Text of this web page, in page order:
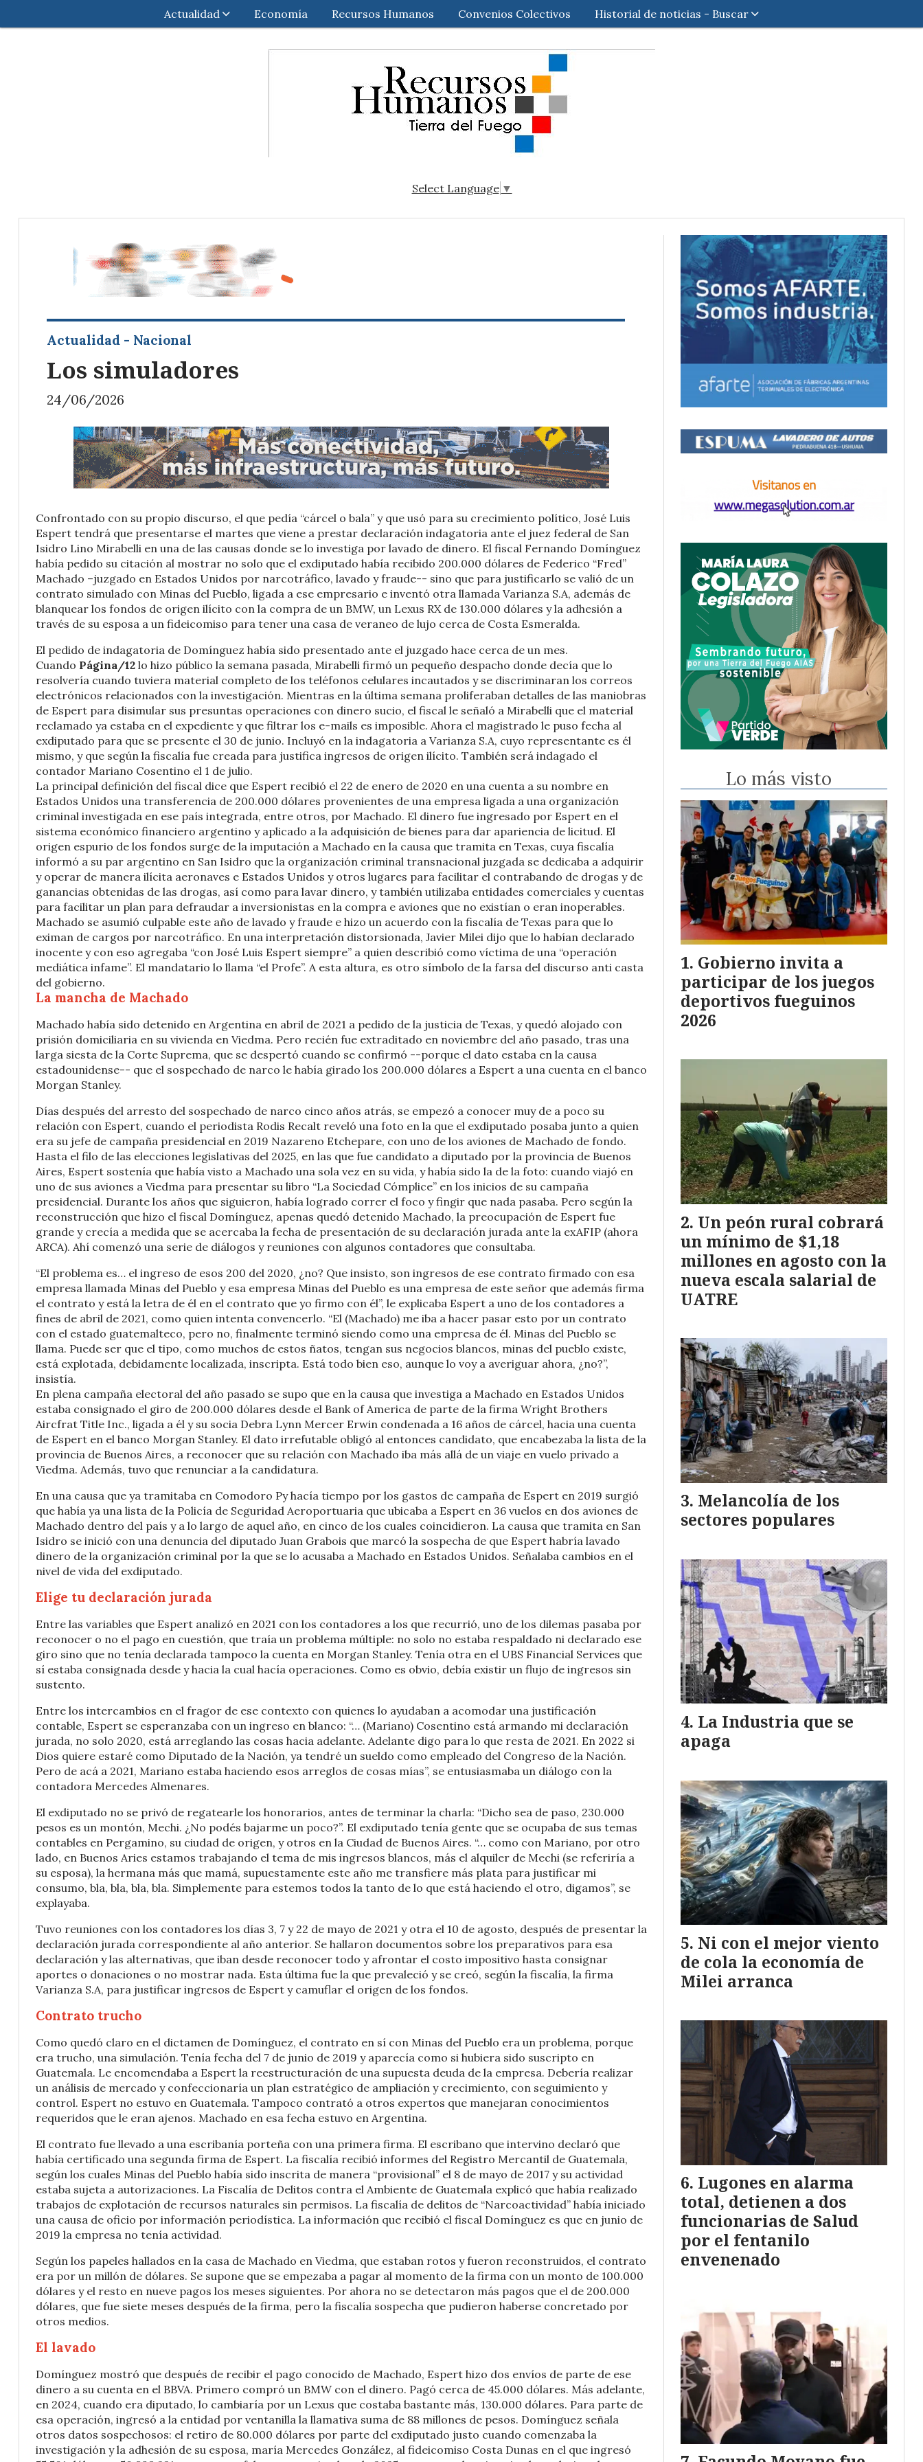
Select Language ▼
Actualidad Economía Recursos Humanos Convenios Colectivos Historial de noticias - Buscar
Los simuladores
Actualidad - Nacional
24/06/2026
Confrontado con su propio discurso, el que pedía “cárcel o bala” y que usó para su crecimiento político, José Luis
Espert tendrá que presentarse el martes que viene a prestar declaración indagatoria ante el juez federal de San
Isidro Lino Mirabelli en una de las causas donde se lo investiga por lavado de dinero. El fiscal Fernando Domínguez
había pedido su citación al mostrar no solo que el exdiputado había recibido 200.000 dólares de Federico “Fred”
Machado –juzgado en Estados Unidos por narcotráfico, lavado y fraude-- sino que para justificarlo se valió de un
contrato simulado con Minas del Pueblo, ligada a ese empresario e inventó otra llamada Varianza S.A, además de
blanquear los fondos de origen ilícito con la compra de un BMW, un Lexus RX de 130.000 dólares y la adhesión a
través de su esposa a un fideicomiso para tener una casa de veraneo de lujo cerca de Costa Esmeralda.
El pedido de indagatoria de Domínguez había sido presentado ante el juzgado hace cerca de un mes.
Cuando Página/12 lo hizo público la semana pasada, Mirabelli firmó un pequeño despacho donde decía que lo
resolvería cuando tuviera material completo de los teléfonos celulares incautados y se discriminaran los correos
electrónicos relacionados con la investigación. Mientras en la última semana proliferaban detalles de las maniobras
de Espert para disimular sus presuntas operaciones con dinero sucio, el fiscal le señaló a Mirabelli que el material
reclamado ya estaba en el expediente y que filtrar los e-mails es imposible. Ahora el magistrado le puso fecha al
exdiputado para que se presente el 30 de junio. Incluyó en la indagatoria a Varianza S.A, cuyo representante es él
mismo, y que según la fiscalía fue creada para justifica ingresos de origen ilícito. También será indagado el
contador Mariano Cosentino el 1 de julio.
La principal definición del fiscal dice que Espert recibió el 22 de enero de 2020 en una cuenta a su nombre en
Estados Unidos una transferencia de 200.000 dólares provenientes de una empresa ligada a una organización
criminal investigada en ese país integrada, entre otros, por Machado. El dinero fue ingresado por Espert en el
sistema económico financiero argentino y aplicado a la adquisición de bienes para dar apariencia de licitud. El
origen espurio de los fondos surge de la imputación a Machado en la causa que tramita en Texas, cuya fiscalía
informó a su par argentino en San Isidro que la organización criminal transnacional juzgada se dedicaba a adquirir
y operar de manera ilícita aeronaves e Estados Unidos y otros lugares para facilitar el contrabando de drogas y de
ganancias obtenidas de las drogas, así como para lavar dinero, y también utilizaba entidades comerciales y cuentas
para facilitar un plan para defraudar a inversionistas en la compra e aviones que no existían o eran inoperables.
Machado se asumió culpable este año de lavado y fraude e hizo un acuerdo con la fiscalía de Texas para que lo
eximan de cargos por narcotráfico. En una interpretación distorsionada, Javier Milei dijo que lo habían declarado
inocente y con eso agregaba “con José Luis Espert siempre” a quien describió como víctima de una “operación
mediática infame”. El mandatario lo llama “el Profe”. A esta altura, es otro símbolo de la farsa del discurso anti casta
del gobierno.
La mancha de Machado
Machado había sido detenido en Argentina en abril de 2021 a pedido de la justicia de Texas, y quedó alojado con
prisión domiciliaria en su vivienda en Viedma. Pero recién fue extraditado en noviembre del año pasado, tras una
larga siesta de la Corte Suprema, que se despertó cuando se confirmó --porque el dato estaba en la causa
estadounidense-- que el sospechado de narco le había girado los 200.000 dólares a Espert a una cuenta en el banco
Morgan Stanley.
Días después del arresto del sospechado de narco cinco años atrás, se empezó a conocer muy de a poco su
relación con Espert, cuando el periodista Rodis Recalt reveló una foto en la que el exdiputado posaba junto a quien
era su jefe de campaña presidencial en 2019 Nazareno Etchepare, con uno de los aviones de Machado de fondo.
Hasta el filo de las elecciones legislativas del 2025, en las que fue candidato a diputado por la provincia de Buenos
Aires, Espert sostenía que había visto a Machado una sola vez en su vida, y había sido la de la foto: cuando viajó en
uno de sus aviones a Viedma para presentar su libro “La Sociedad Cómplice” en los inicios de su campaña
presidencial. Durante los años que siguieron, había logrado correr el foco y fingir que nada pasaba. Pero según la
reconstrucción que hizo el fiscal Domínguez, apenas quedó detenido Machado, la preocupación de Espert fue
grande y crecía a medida que se acercaba la fecha de presentación de su declaración jurada ante la exAFIP (ahora
ARCA). Ahí comenzó una serie de diálogos y reuniones con algunos contadores que consultaba.
“El problema es… el ingreso de esos 200 del 2020, ¿no? Que insisto, son ingresos de ese contrato firmado con esa
empresa llamada Minas del Pueblo y esa empresa Minas del Pueblo es una empresa de este señor que además firma
el contrato y está la letra de él en el contrato que yo firmo con él”, le explicaba Espert a uno de los contadores a
fines de abril de 2021, como quien intenta convencerlo. “El (Machado) me iba a hacer pasar esto por un contrato
con el estado guatemalteco, pero no, finalmente terminó siendo como una empresa de él. Minas del Pueblo se
llama. Puede ser que el tipo, como muchos de estos ñatos, tengan sus negocios blancos, minas del pueblo existe,
está explotada, debidamente localizada, inscripta. Está todo bien eso, aunque lo voy a averiguar ahora, ¿no?”,
insistía.
En plena campaña electoral del año pasado se supo que en la causa que investiga a Machado en Estados Unidos
estaba consignado el giro de 200.000 dólares desde el Bank of America de parte de la firma Wright Brothers
Aircfrat Title Inc., ligada a él y su socia Debra Lynn Mercer Erwin condenada a 16 años de cárcel, hacia una cuenta
de Espert en el banco Morgan Stanley. El dato irrefutable obligó al entonces candidato, que encabezaba la lista de la
provincia de Buenos Aires, a reconocer que su relación con Machado iba más allá de un viaje en vuelo privado a
Viedma. Además, tuvo que renunciar a la candidatura.
En una causa que ya tramitaba en Comodoro Py hacía tiempo por los gastos de campaña de Espert en 2019 surgió
que había ya una lista de la Policía de Seguridad Aeroportuaria que ubicaba a Espert en 36 vuelos en dos aviones de
Machado dentro del país y a lo largo de aquel año, en cinco de los cuales coincidieron. La causa que tramita en San
Isidro se inició con una denuncia del diputado Juan Grabois que marcó la sospecha de que Espert habría lavado
dinero de la organización criminal por la que se lo acusaba a Machado en Estados Unidos. Señalaba cambios en el
nivel de vida del exdiputado.
Elige tu declaración jurada
Entre las variables que Espert analizó en 2021 con los contadores a los que recurrió, uno de los dilemas pasaba por
reconocer o no el pago en cuestión, que traía un problema múltiple: no solo no estaba respaldado ni declarado ese
giro sino que no tenía declarada tampoco la cuenta en Morgan Stanley. Tenía otra en el UBS Financial Services que
sí estaba consignada desde y hacia la cual hacía operaciones. Como es obvio, debía existir un flujo de ingresos sin
sustento.
Entre los intercambios en el fragor de ese contexto con quienes lo ayudaban a acomodar una justificación
contable, Espert se esperanzaba con un ingreso en blanco: “… (Mariano) Cosentino está armando mi declaración
jurada, no solo 2020, está arreglando las cosas hacia adelante. Adelante digo para lo que resta de 2021. En 2022 si
Dios quiere estaré como Diputado de la Nación, ya tendré un sueldo como empleado del Congreso de la Nación.
Pero de acá a 2021, Mariano estaba haciendo esos arreglos de cosas mías”, se entusiasmaba un diálogo con la
contadora Mercedes Almenares.
El exdiputado no se privó de regatearle los honorarios, antes de terminar la charla: “Dicho sea de paso, 230.000
pesos es un montón, Mechi. ¿No podés bajarme un poco?”. El exdiputado tenía gente que se ocupaba de sus temas
contables en Pergamino, su ciudad de origen, y otros en la Ciudad de Buenos Aires. “… como con Mariano, por otro
lado, en Buenos Aries estamos trabajando el tema de mis ingresos blancos, más el alquiler de Mechi (se referiría a
su esposa), la hermana más que mamá, supuestamente este año me transfiere más plata para justificar mi
consumo, bla, bla, bla, bla. Simplemente para estemos todos la tanto de lo que está haciendo el otro, digamos”, se
explayaba.
Tuvo reuniones con los contadores los días 3, 7 y 22 de mayo de 2021 y otra el 10 de agosto, después de presentar la
declaración jurada correspondiente al año anterior. Se hallaron documentos sobre los preparativos para esa
declaración y las alternativas, que iban desde reconocer todo y afrontar el costo impositivo hasta consignar
aportes o donaciones o no mostrar nada. Esta última fue la que prevaleció y se creó, según la fiscalía, la firma
Varianza S.A, para justificar ingresos de Espert y camuflar el origen de los fondos.
Contrato trucho
Como quedó claro en el dictamen de Domínguez, el contrato en sí con Minas del Pueblo era un problema, porque
era trucho, una simulación. Tenía fecha del 7 de junio de 2019 y aparecía como si hubiera sido suscripto en
Guatemala. Le encomendaba a Espert la reestructuración de una supuesta deuda de la empresa. Debería realizar
un análisis de mercado y confeccionaría un plan estratégico de ampliación y crecimiento, con seguimiento y
control. Espert no estuvo en Guatemala. Tampoco contrató a otros expertos que manejaran conocimientos
requeridos que le eran ajenos. Machado en esa fecha estuvo en Argentina.
El contrato fue llevado a una escribanía porteña con una primera firma. El escribano que intervino declaró que
había certificado una segunda firma de Espert. La fiscalía recibió informes del Registro Mercantil de Guatemala,
según los cuales Minas del Pueblo había sido inscrita de manera “provisional” el 8 de mayo de 2017 y su actividad
estaba sujeta a autorizaciones. La Fiscalía de Delitos contra el Ambiente de Guatemala explicó que había realizado
trabajos de explotación de recursos naturales sin permisos. La fiscalía de delitos de “Narcoactividad” había iniciado
una causa de oficio por información periodística. La información que recibió el fiscal Domínguez es que en junio de
2019 la empresa no tenía actividad.
Según los papeles hallados en la casa de Machado en Viedma, que estaban rotos y fueron reconstruidos, el contrato
era por un millón de dólares. Se supone que se empezaba a pagar al momento de la firma con un monto de 100.000
dólares y el resto en nueve pagos los meses siguientes. Por ahora no se detectaron más pagos que el de 200.000
dólares, que fue siete meses después de la firma, pero la fiscalía sospecha que pudieron haberse concretado por
otros medios.
El lavado
Domínguez mostró que después de recibir el pago conocido de Machado, Espert hizo dos envíos de parte de ese
dinero a su cuenta en el BBVA. Primero compró un BMW con el dinero. Pagó cerca de 45.000 dólares. Más adelante,
en 2024, cuando era diputado, lo cambiaría por un Lexus que costaba bastante más, 130.000 dólares. Para parte de
esa operación, ingresó a la entidad por ventanilla la llamativa suma de 88 millones de pesos. Domínguez señala
otros datos sospechosos: el retiro de 80.000 dólares por parte del exdiputado justo cuando comenzaba la
investigación y la adhesión de su esposa, maría Mercedes González, al fideicomiso Costa Dunas en el que ingresó
Lo más visto
Gobierno invita a
participar de los juegos
deportivos fueguinos
2026
Un peón rural cobrará
un mínimo de $1,18
millones en agosto con la
nueva escala salarial de
UATRE
Melancolía de los
sectores populares
La Industria que se
apaga
Ni con el mejor viento
de cola la economía de
Milei arranca
Lugones en alarma
total, detienen a dos
funcionarias de Salud
por el fentanilo
envenenado